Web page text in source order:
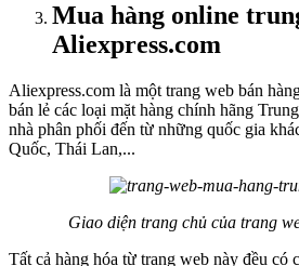
Mua hàng online
Aliexpress.com
Aliexpress.com là một trang web bán
bán lẻ các loại mặt hàng chính hãng
nhà phân phối đến từ những quốc gia
Quốc, Thái Lan,...
Giao diện trang chủ của trang
Tất cả hàng hóa từ trang web này đều có